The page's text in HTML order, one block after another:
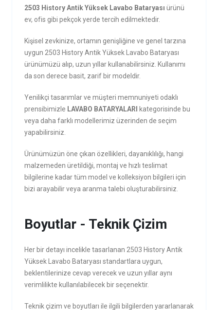
2503 History Antik Yüksek Lavabo Bataryası ürünü
ev, ofis gibi pekçok yerde tercih edilmektedir.
Kişisel zevkinize, ortamın genişliğine ve genel tarzına
uygun 2503 History Antik Yüksek Lavabo Bataryası
ürünümüzü alıp, uzun yıllar kullanabilirsiniz. Kullanımı
da son derece basit, zarif bir modeldir.
Yenilikçi tasarımlar ve müşteri memnuniyeti odaklı
prensibimizle LAVABO BATARYALARI
kategorisinde bu
veya daha farklı modellerimiz üzerinden de seçim
yapabilirsiniz.
Ürünümüzün öne çıkan özellikleri, dayanıklılığı, hangi
malzemeden üretildiği, montaj ve hızlı teslimat
bilgilerine kadar tüm model ve kolleksiyon bilgileri için
bizi arayabilir veya aranma talebi oluşturabilirsiniz.
Boyutlar - Teknik Çizim
Her bir detayı incelikle tasarlanan 2503 History Antik
Yüksek Lavabo Bataryası standartlara uygun,
beklentilerinize cevap verecek ve uzun yıllar aynı
verimlilikte kullanılabilecek bir seçenektir.
Teknik çizim ve boyutları ile ilgili bilgilerden yararlanarak